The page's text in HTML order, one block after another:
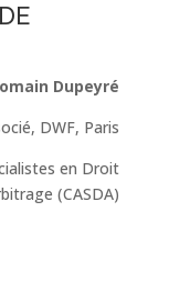
Dupeyré
DWF, Paris
en Droit
(CASDA)